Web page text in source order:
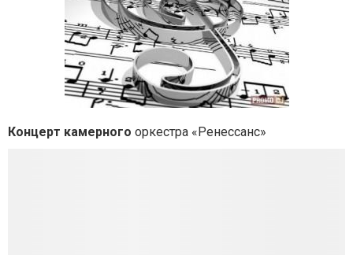
Концерт камерного оркестра «Ренессанс»